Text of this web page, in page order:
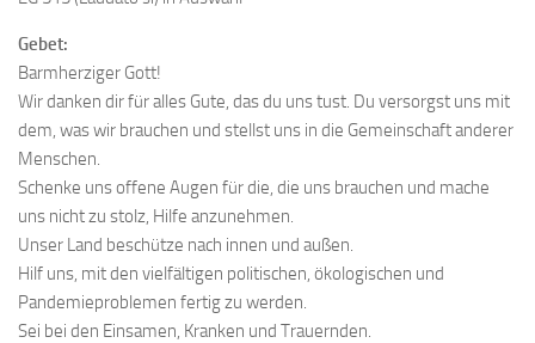
Gebet:
Barmherziger Gott!
Wir danken dir für alles Gute, das du uns tust. Du versorgst uns mit
dem, was wir brauchen und stellst uns in die Gemeinschaft anderer
Menschen.
Schenke uns offene Augen für die, die uns brauchen und mache
uns nicht zu stolz, Hilfe anzunehmen.
Unser Land beschütze nach innen und außen.
Hilf uns, mit den vielfältigen politischen, ökologischen und
Pandemieproblemen fertig zu werden.
Sei bei den Einsamen, Kranken und Trauernden.